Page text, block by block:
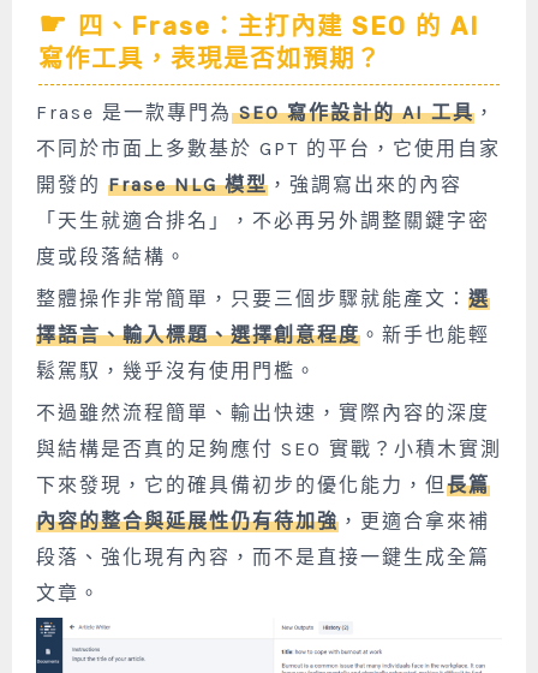
四、Frase：主打內建 SEO 的 AI
寫作工具，表現是否如預期？
Frase 是一款專門為 SEO 寫作設計的 AI 工具 ，
不同於市面上多數基於 GPT 的平台，它使用自家
開發的 Frase NLG 模型 ，強調寫出來的內容
「天生就適合排名」，不必再另外調整關鍵字密
度或段落結構。
整體操作非常簡單，只要三個步驟就能產文： 選
擇語言、輸入標題、選擇創意程度 。新手也能輕
鬆駕馭，幾乎沒有使用門檻。
不過雖然流程簡單、輸出快速，實際內容的深度
與結構是否真的足夠應付 SEO 實戰？小積木實測
下來發現，它的確具備初步的優化能力，但 長篇
內容的整合與延展性仍有待加強 ，更適合拿來補
段落、強化現有內容，而不是直接一鍵生成全篇
文章。